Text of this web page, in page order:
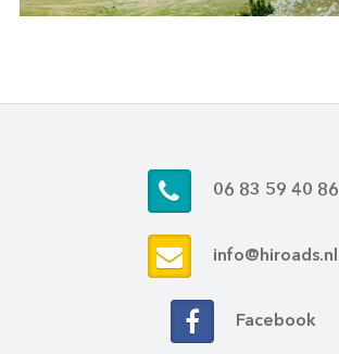
06 83 59 40 86
info@hiroads.nl
Facebook